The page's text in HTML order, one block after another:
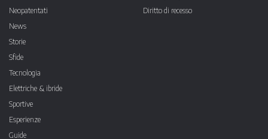
Neopatentati
News
Storie
Sfide
Tecnologia
Elettriche & ibride
Sportive
Esperienze
Guide
Diritto di recesso